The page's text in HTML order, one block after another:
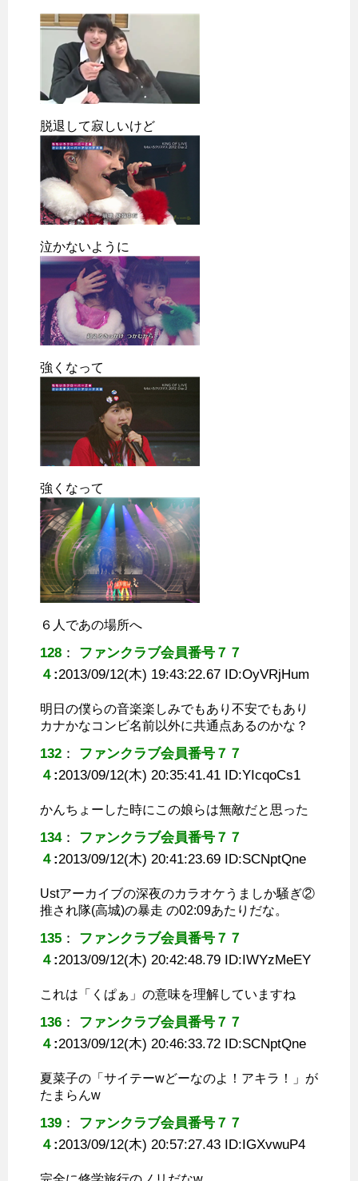
脱退して寂しいけど
泣かないように
強くなって
強くなって
６人であの場所へ
128 ： ファンクラブ会員番号７７
４ :2013/09/12(木) 19:43:22.67 ID:OyVRjHum
明日の僕らの音楽楽しみでもあり不安でもあり
カナかなコンビ名前以外に共通点あるのかな？
132 ： ファンクラブ会員番号７７
４ :2013/09/12(木) 20:35:41.41 ID:YIcqoCs1
かんちょーした時にこの娘らは無敵だと思った
134： ファンクラブ会員番号７７
４ :2013/09/12(木) 20:41:23.69 ID:SCNptQne
Ustアーカイブの深夜のカラオケうましか騒ぎ②
推され隊(高城)の暴走 の02:09あたりだな。
135 ： ファンクラブ会員番号７７
４ :2013/09/12(木) 20:42:48.79 ID:IWYzMeEY
これは「くぱぁ」の意味を理解していますね
136 ： ファンクラブ会員番号７７
４ :2013/09/12(木) 20:46:33.72 ID:SCNptQne
夏菜子の「サイテーwどーなのよ！アキラ！」が
たまらんw
139 ： ファンクラブ会員番号７７
４ :2013/09/12(木) 20:57:27.43 ID:IGXvwuP4